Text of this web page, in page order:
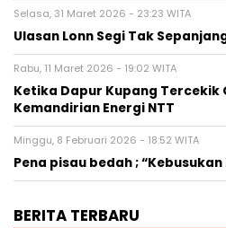
Selasa, 31 Maret 2026 - 23:23 WITA
Ulasan Lonn Segi Tak
Rabu, 11 Maret 2026 - 19:02 WITA
Ketika Dapur Kupang Tercekik
Kemandirian Energi NTT
Minggu, 8 Februari 2026 - 18:52 WITA
Pena pisau bedah ;
BERITA TERBARU